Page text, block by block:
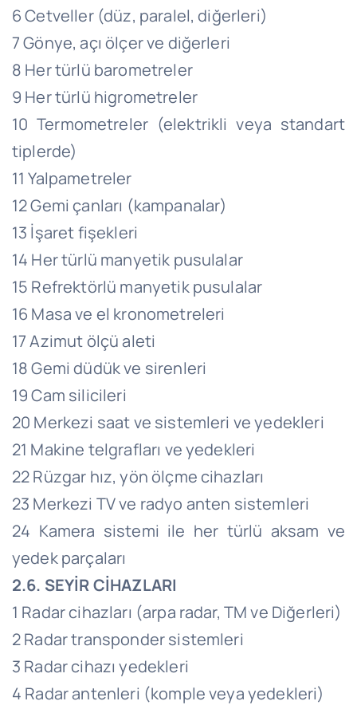
6 Cetveller (düz, paralel, diğerleri)
7 Gönye, açı ölçer ve diğerleri
8 Her türlü barometreler
9 Her türlü higrometreler
10 Termometreler (elektrikli veya standart
tiplerde)
11 Yalpametreler
12 Gemi çanları (kampanalar)
13 İşaret fişekleri
14 Her türlü manyetik pusulalar
15 Refrektörlü manyetik pusulalar
16 Masa ve el kronometreleri
17 Azimut ölçü aleti
18 Gemi düdük ve sirenleri
19 Cam silicileri
20 Merkezi saat ve sistemleri ve yedekleri
21 Makine telgrafları ve yedekleri
22 Rüzgar hız, yön ölçme cihazları
23 Merkezi TV ve radyo anten sistemleri
24 Kamera sistemi ile her türlü aksam ve
yedek parçaları
2.6. SEYİR CİHAZLARI
1 Radar cihazları (arpa radar, TM ve Diğerleri)
2 Radar transponder sistemleri
3 Radar cihazı yedekleri
4 Radar antenleri (komple veya yedekleri)